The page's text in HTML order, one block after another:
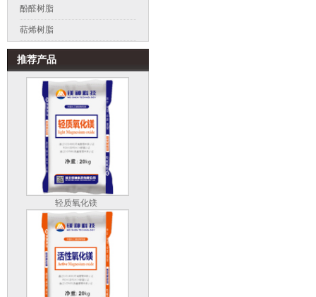
酚醛树脂
萜烯树脂
推荐产品
轻质氧化镁